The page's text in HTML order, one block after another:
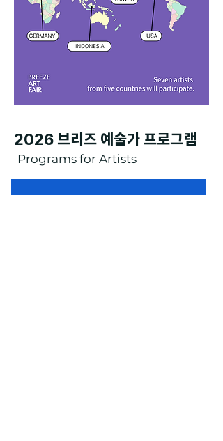
2026 브리즈 예술가 프로그램
Programs for Artists